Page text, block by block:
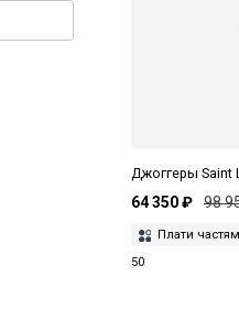
Джоггеры Saint
64 350 ₽ 98
Плати
50